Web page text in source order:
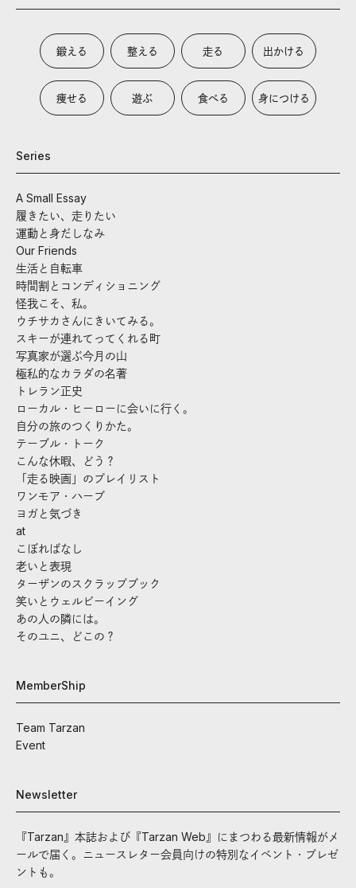
鍛える 整える 走る 出かける
痩せる 遊ぶ 食べる 身につける
Series
A Small Essay
履きたい、走りたい
運動と身だしなみ
Our Friends
生活と自転車
時間割とコンディショニング
怪我こそ、私。
ウチサカさんにきいてみる。
スキーが連れてってくれる町
写真家が選ぶ今月の山
極私的なカラダの名著
トレラン正史
ローカル・ヒーローに会いに行く。
自分の旅のつくりかた。
テーブル・トーク
こんな休暇、どう？
「走る映画」のプレイリスト
ワンモア・ハーブ
ヨガと気づき
at
こぼればなし
老いと表現
ターザンのスクラップブック
笑いとウェルビーイング
あの人の隣には。
そのユニ、どこの？
MemberShip
Team Tarzan
Event
Newsletter
『Tarzan』本誌および『Tarzan Web』にまつわる最新情報がメ
ールで届く。ニュースレター会員向けの特別なイベント・プレゼ
ントも。